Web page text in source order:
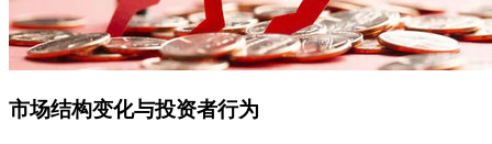
市场结构变化与投资者行为